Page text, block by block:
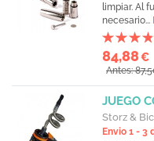
limpiar. Al
necesario...
84,88€
Antes:
JUEGO
Storz &
Envio 1 - 3